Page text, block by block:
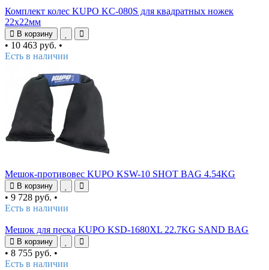
Комплект колес KUPO KC-080S для квадратных ножек
22х22мм
В корзину
• 10 463 руб. •
Есть в наличии
Мешок-противовес KUPO KSW-10 SHOT BAG 4.54KG
В корзину
• 9 728 руб. •
Есть в наличии
Мешок для песка KUPO KSD-1680XL 22.7KG SAND BAG
В корзину
• 8 755 руб. •
Есть в наличии